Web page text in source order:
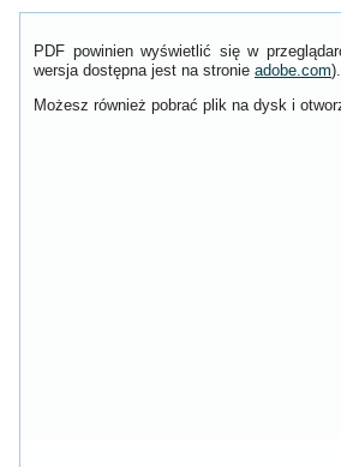
PDF powinien wyświetlić się w
wersja dostępna jest na stronie adobe.com).
Możesz również pobrać plik na dysk i